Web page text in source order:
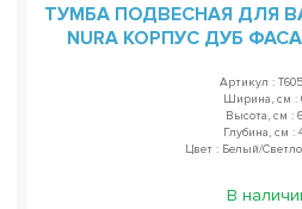
ТУМБА ПОДВЕСНАЯ ДЛЯ
NURA КОРПУС ДУБ
Артикул :
Ширина, см :
Высота, см :
Глубина, см :
Цвет : Белый/
В